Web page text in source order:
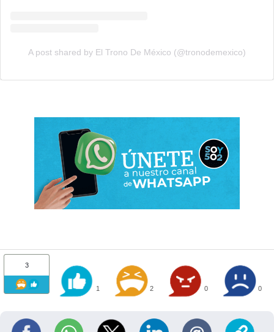
A post shared by El Trono De México (@tronodemexico)
3
1 2 0 0